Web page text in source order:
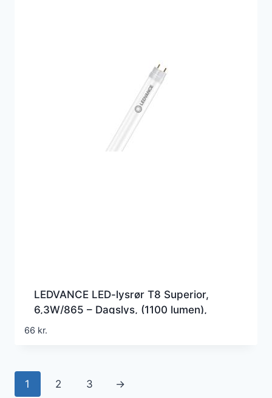
LEDVANCE LED-lysrør T8 Superior,
6,3W/865 – Dagslys, (1100 lumen),
600mm, G5 (Erstatter 18w), EM+230v
66 kr.
1 2 3 →